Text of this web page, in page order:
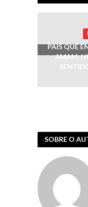
PAIS QUE
AMAM:
SOBRE O